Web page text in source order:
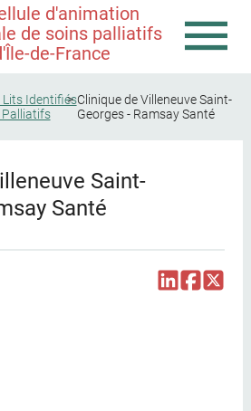
d'animation
de soins palliatifs
de-France
Lits Identifiés
Palliatifs
Clinique de Villeneuve Saint-
Georges - Ramsay Santé
Saint-
Santé